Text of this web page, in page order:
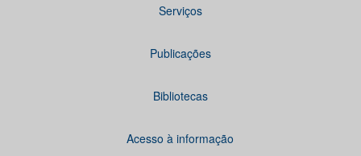
Serviços
Publicações
Bibliotecas
Acesso à informação